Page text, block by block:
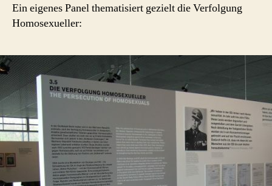
Ein eigenes Panel thematisiert gezielt die Verfolgung
Homosexueller: